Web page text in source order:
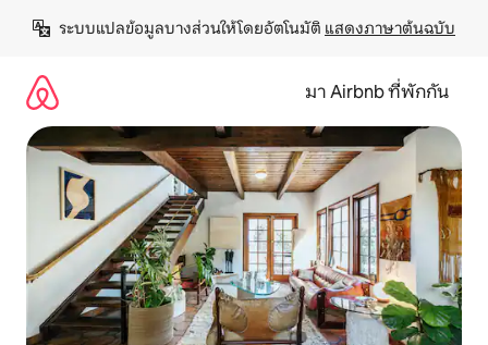
เนื้อหา
ระบบแปลข้อมูลบางส่วนให้โดยอัตโนมัติ แสดงภาษาต้นฉบับ
มา Airbnb ที่พักกัน